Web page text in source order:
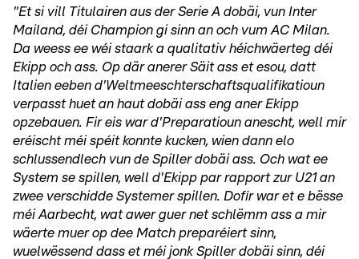
"Et si vill Titulairen aus der Serie A dobäi, vun Inter
Mailand, déi Champion gi sinn an och vum AC Milan.
Da weess ee wéi staark a qualitativ héichwäerteg déi
Ekipp och ass. Op där anerer Säit ass et esou, datt
Italien eeben d'Weltmeeschterschaftsqualifikatioun
verpasst huet an haut dobäi ass eng aner Ekipp
opzebauen. Fir eis war d'Preparatioun anescht, well mir
eréischt méi spéit konnte kucken, wien dann elo
schlussendlech vun de Spiller dobäi ass. Och wat ee
System se spillen, well d'Ekipp par rapport zur U21 an
zwee verschidde Systemer spillen. Dofir war et e bësse
méi Aarbecht, wat awer guer net schlëmm ass a mir
wäerte muer op dee Match preparéiert sinn,
wuelwëssend dass et méi jonk Spiller dobäi sinn, déi